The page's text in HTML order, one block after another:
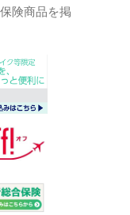
険商品を掲